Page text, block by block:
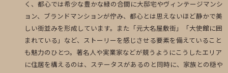
く、都心では希少な豊かな緑の合間に大邸宅やヴィンテージマンシ
ョン、ブランドマンションが佇み、都心とは思えないほど静かで美
しい街並みを形成しています。また「元大名屋敷街」「大使館に囲
まれている」など、ストーリーを感じさせる要素を備えていること
も魅力のひとつ。著名人や実業家などが競うようにこうしたエリア
に住居を構えるのは、ステータスがあるのと同時に、家族との穏や